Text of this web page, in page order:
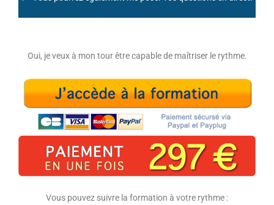
Oui, je veux à mon tour être capable de maîtriser le rythme.
Vous pouvez suivre la formation à votre rythme :